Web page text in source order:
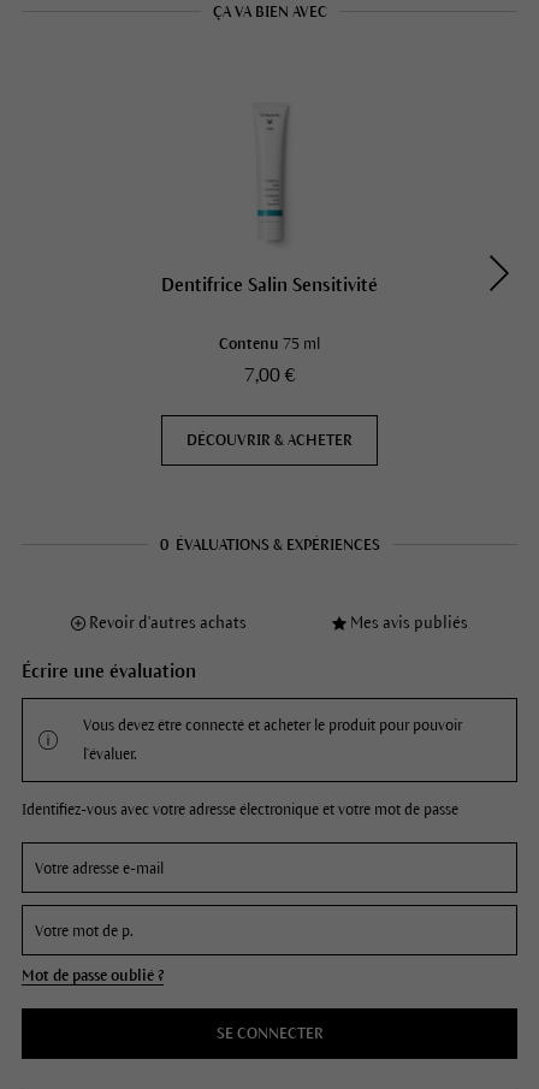
ÇA VA BIEN AVEC
Dentifrice Salin Sensitivité
Contenu 75 ml
7,00 €
DÉCOUVRIR & ACHETER
0 ÉVALUATIONS & EXPÉRIENCES
Revoir d'autres achats Mes avis publiés
Écrire une évaluation
Vous devez être connecté et acheter le produit pour pouvoir
l'évaluer.
Identifiez-vous avec votre adresse électronique et votre mot de passe
Mot de passe oublié ?
SE CONNECTER